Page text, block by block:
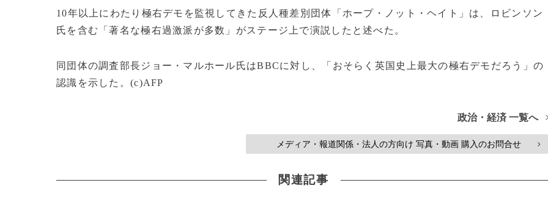
10年以上にわたり極右デモを監視してきた反人種差別団体「ホープ・ノット・ヘイト」は、ロビンソン
氏を含む「著名な極右過激派が多数」がステージ上で演説したと述べた。
同団体の調査部長ジョー・マルホール氏はBBCに対し、「おそらく英国史上最大の極右デモだろう」の
認識を示した。(c)AFP
政治・経済 一覧へ
メディア・報道関係・法人の方向け 写真・動画 購入のお問合せ >
関連記事